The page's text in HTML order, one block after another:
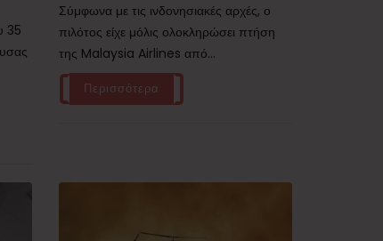
35
Σύμφωνα με τις ινδονησιακές αρχές, ο
πιλότος είχε μόλις ολοκληρώσει πτήση
της Malaysia Airlines από...
Περισσότερα